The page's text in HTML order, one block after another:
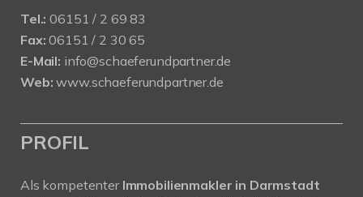
Tel.: 06151 / 2 69 83
Fax: 06151 / 2 30 65
E-Mail: info@schaeferundpartner.de
Web: www.schaeferundpartner.de
PROFIL
Als kompetenter Immobilienmakler in Darmstadt